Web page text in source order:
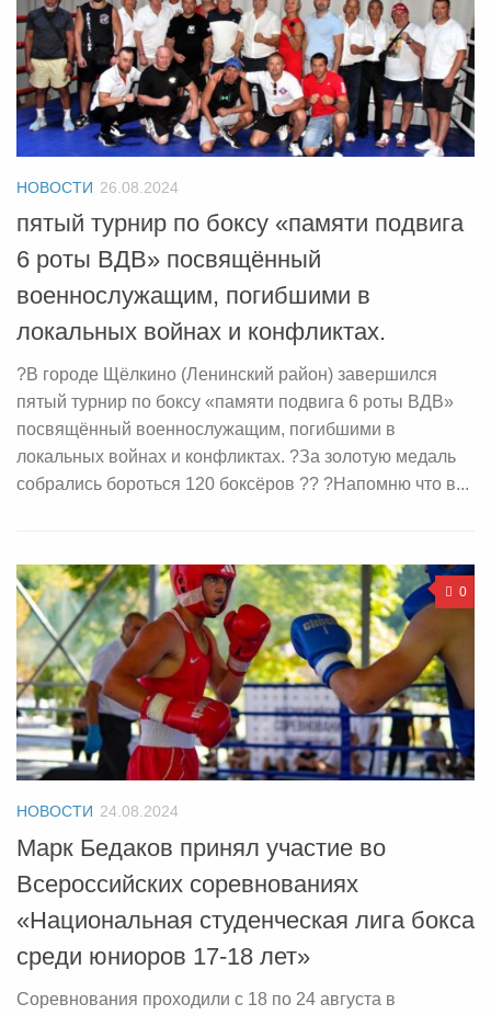
НОВОСТИ 26.08.2024
пятый турнир по боксу «памяти подвига
6 роты ВДВ» посвящённый
военнослужащим, погибшими в
локальных войнах и конфликтах.
?В городе Щёлкино (Ленинский район) завершился
пятый турнир по боксу «памяти подвига 6 роты ВДВ»
посвящённый военнослужащим, погибшими в
локальных войнах и конфликтах. ?За золотую медаль
собрались бороться 120 боксёров ?? ?Напомню что в...
0
НОВОСТИ 24.08.2024
Марк Бедаков принял участие во
Всероссийских соревнованиях
«Национальная студенческая лига бокса
среди юниоров 17-18 лет»
Соревнования проходили с 18 по 24 августа в